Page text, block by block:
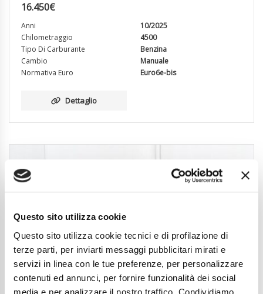
Questo sito utilizza cookie
Questo sito utilizza cookie tecnici e di profilazione di
terze parti, per inviarti messaggi pubblicitari mirati e
servizi in linea con le tue preferenze, per personalizzare
contenuti ed annunci, per fornire funzionalità dei social
media e per analizzare il nostro traffico. Condividiamo
16.450€
Anni
10/2025
Chilometraggio
4500
Tipo Di Carburante
Benzina
Cambio
Manuale
Normativa Euro
Euro6e-bis
Dettaglio